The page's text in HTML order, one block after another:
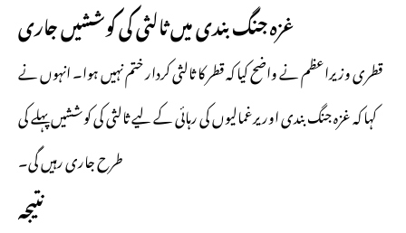
غزہ جنگ بندی میں ثالثی کی کوششیں جاری
قطری وزیراعظم نے واضح کیا کہ قطر کا ثالثی کردار ختم نہیں ہوا۔ انہوں نے
کہا کہ غزہ جنگ بندی اور یرغمالیوں کی رہائی کے لیے ثالثی کی کوششیں پہلے کی
طرح جاری رہیں گی۔
نتیجہ